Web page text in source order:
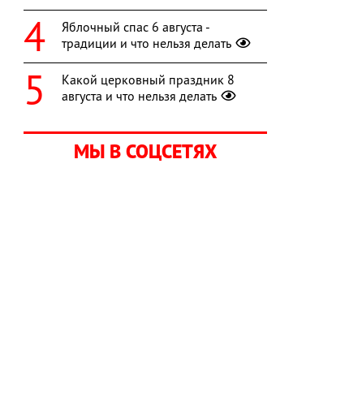
Яблочный спас 6 августа -
традиции и что нельзя делать
Какой церковный праздник 8
августа и что нельзя делать
МЫ В СОЦСЕТЯХ